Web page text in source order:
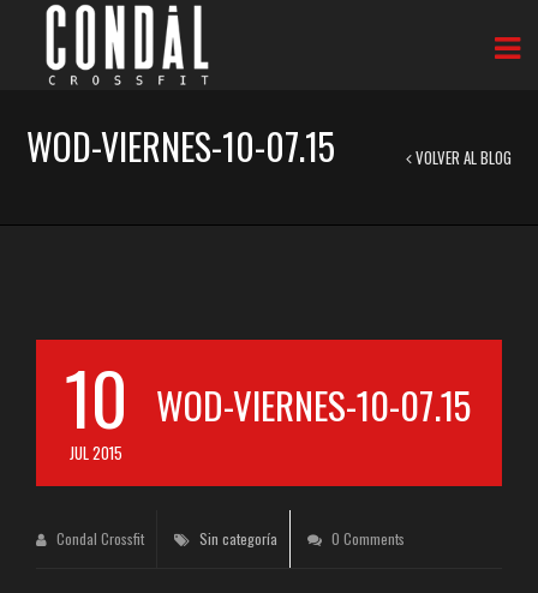
WOD-VIERNES-10-07.15 VOLVER AL BLOG
10
JUL 2015
WOD-VIERNES-10-07.15
Condal Crossfit Sin categoría 0 Comments